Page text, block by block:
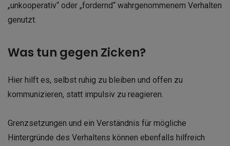
„unkooperativ“ oder „fordernd“ wahrgenommenem Verhalten
genutzt.
Was tun gegen Zicken?
Hier hilft es, selbst ruhig zu bleiben und offen zu
kommunizieren, statt impulsiv zu reagieren.
Grenzsetzungen und ein Verständnis für mögliche
Hintergründe des Verhaltens können ebenfalls hilfreich